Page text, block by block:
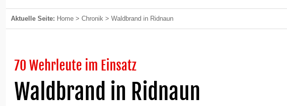
Aktuelle Seite: Home > Chronik > Waldbrand in Ridnaun
70 Wehrleute im Einsatz
Waldbrand in Ridnaun